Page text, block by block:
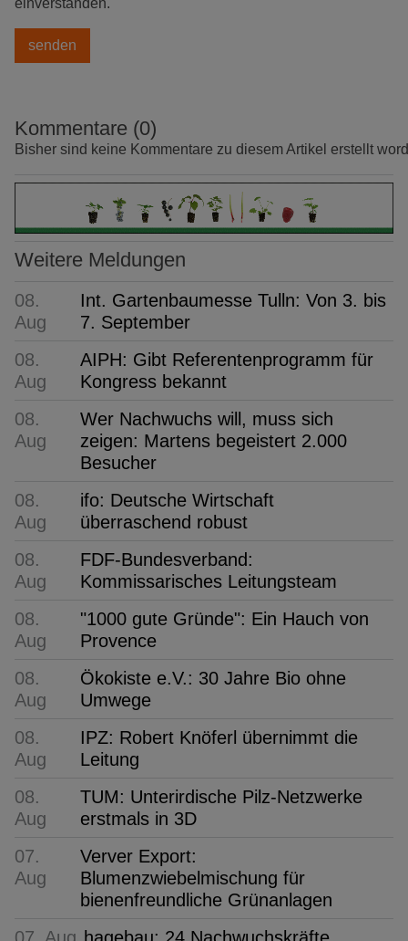
einverstanden.
Kommentare (0)
Bisher sind keine Kommentare zu diesem Artikel erstellt
Weitere Meldungen
08.
Aug
Int. Gartenbaumesse Tulln: Von 3. bis
7. September
08.
Aug
AIPH: Gibt Referentenprogramm für
Kongress bekannt
08.
Aug
Wer Nachwuchs will, muss sich
zeigen: Martens begeistert 2.000
Besucher
08.
Aug
ifo: Deutsche Wirtschaft
überraschend robust
08.
Aug
FDF-Bundesverband:
Kommissarisches Leitungsteam
08.
Aug
"1000 gute Gründe": Ein Hauch von
Provence
08.
Aug
Ökokiste e.V.: 30 Jahre Bio ohne
Umwege
08.
Aug
IPZ: Robert Knöferl übernimmt die
Leitung
08.
Aug
TUM: Unterirdische Pilz-Netzwerke
erstmals in 3D
07.
Aug
Verver Export:
Blumenzwiebelmischung für
bienenfreundliche Grünanlagen